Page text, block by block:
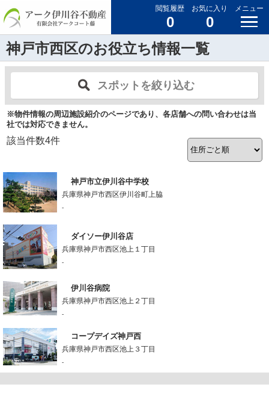
閲覧履歴
0
お気に入り
0
メニュー
神戸市西区のお役立ち情報一覧
スポットを絞り込む
※物件情報の周辺施設紹介のページであり、各店舗への問い合わせは当
社では対応できません。
該当件数4件
神戸市立伊川谷中学校
兵庫県神戸市西区伊川谷町上脇
-
ダイソー伊川谷店
兵庫県神戸市西区池上１丁目
-
伊川谷病院
兵庫県神戸市西区池上２丁目
-
コープデイズ神戸西
兵庫県神戸市西区池上３丁目
-